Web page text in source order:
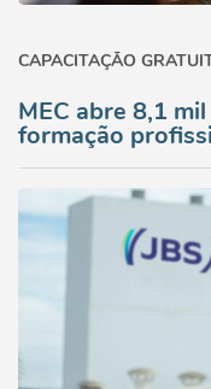
CAPACITAÇÃO
MEC abre 8,1
formação